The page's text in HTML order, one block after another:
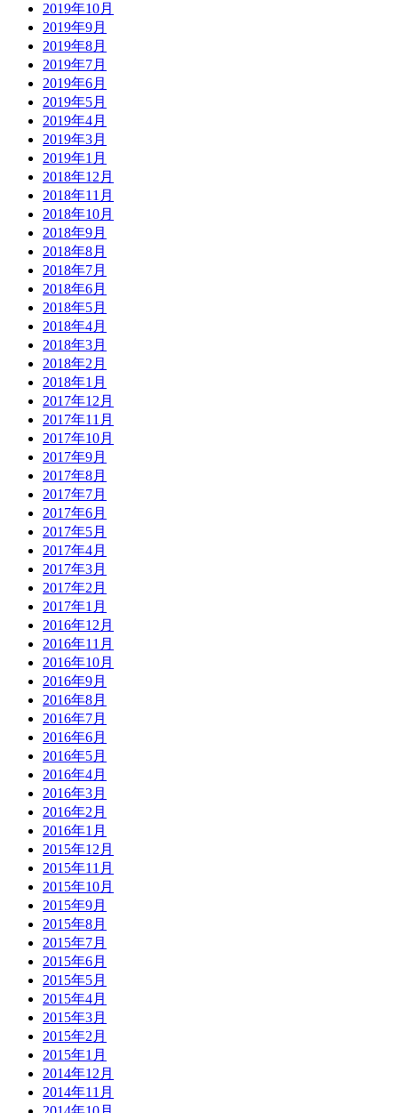
2019年10月
2019年9月
2019年8月
2019年7月
2019年6月
2019年5月
2019年4月
2019年3月
2019年1月
2018年12月
2018年11月
2018年10月
2018年9月
2018年8月
2018年7月
2018年6月
2018年5月
2018年4月
2018年3月
2018年2月
2018年1月
2017年12月
2017年11月
2017年10月
2017年9月
2017年8月
2017年7月
2017年6月
2017年5月
2017年4月
2017年3月
2017年2月
2017年1月
2016年12月
2016年11月
2016年10月
2016年9月
2016年8月
2016年7月
2016年6月
2016年5月
2016年4月
2016年3月
2016年2月
2016年1月
2015年12月
2015年11月
2015年10月
2015年9月
2015年8月
2015年7月
2015年6月
2015年5月
2015年4月
2015年3月
2015年2月
2015年1月
2014年12月
2014年11月